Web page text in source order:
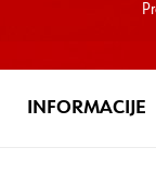
INFORMACIJE